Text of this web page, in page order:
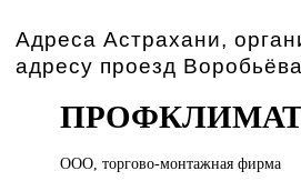
Адреса Астрахани,
адресу проезд
ООО, торгово-монтажнаяфирма